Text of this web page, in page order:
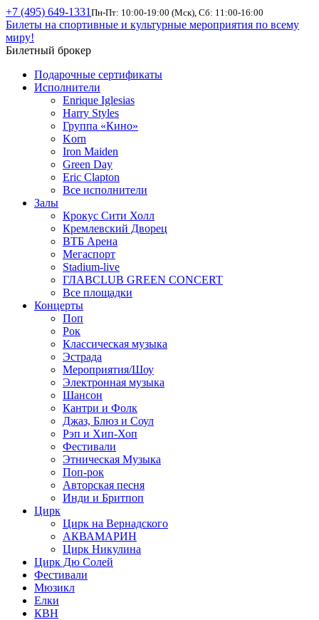
+7 (495) 649-1331 Пн-Пт: 10:00-19:00 (Мск), Сб: 11:00-16:00
Билеты на спортивные и культурные мероприятия по всему
миру!
Билетный брокер
Подарочные сертификаты
Исполнители
Enrique Iglesias
Harry Styles
Группа «Кино»
Korn
Iron Maiden
Green Day
Eric Clapton
Все исполнители
Залы
Крокус Сити Холл
Кремлевский Дворец
ВТБ Арена
Мегаспорт
Stadium-live
ГЛАВCLUB GREEN CONCERT
Все площадки
Концерты
Поп
Рок
Классическая музыка
Эстрада
Мероприятия/Шоу
Электронная музыка
Шансон
Кантри и Фолк
Джаз, Блюз и Соул
Рэп и Хип-Хоп
Фестивали
Этническая Музыка
Поп-рок
Авторская песня
Инди и Бритпоп
Цирк
Цирк на Вернадского
АКВАМАРИН
Цирк Никулина
Цирк Дю Солей
Фестивали
Мюзикл
Елки
КВН